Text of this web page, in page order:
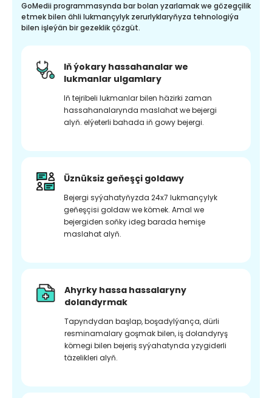
GoMedii programmasynda bar bolan yzarlamak we gözegçilik
etmek bilen ähli lukmançylyk zerurlyklaryňyza tehnologiýa
bilen işleýän bir gezeklik çözgüt.
Iň ýokary hassahanalar we
lukmanlar ulgamlary
Iň tejribeli lukmanlar bilen häzirki zaman
hassahanalarynda maslahat we bejergi
alyň. elýeterli bahada iň gowy bejergi.
Üznüksiz geňeşçi goldawy
Bejergi syýahatyňyzda 24x7 lukmançylyk
geňeşçisi goldaw we kömek. Amal we
bejergiden soňky ideg barada hemişe
maslahat alyň.
Ahyrky hassa hassalaryny
dolandyrmak
Tapyndydan başlap, boşadylýança, dürli
resminamalary goşmak bilen, iş dolandyryş
kömegi bilen bejeriş syýahatynda yzygiderli
täzelikleri alyň.